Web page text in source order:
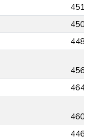
451
450
448
456
464
460
446